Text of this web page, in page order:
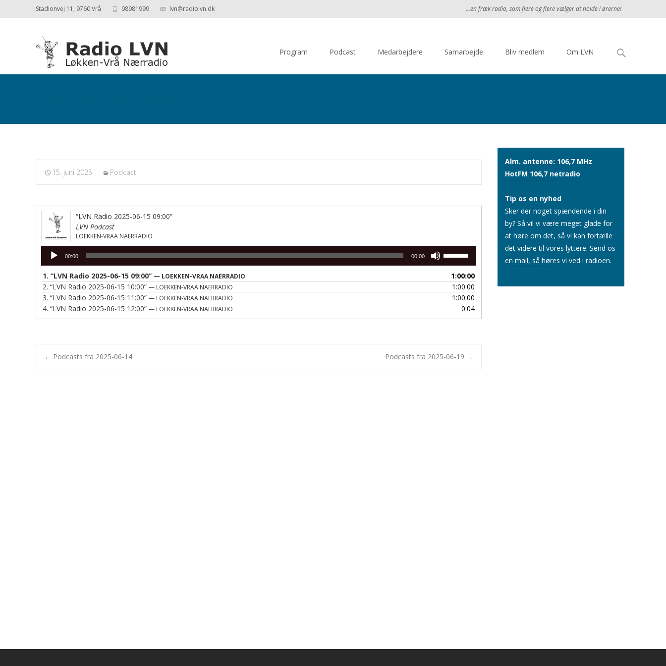
Stadionvej 11, 9760 Vrå 98981999 lvn@radiolvn.dk ...en fræk radio, som flere og flere vælger at holde i ørerne!
Program Podcast Medarbejdere Samarbejde Bliv medlem Om LVN
Søg
efter:
15. juni 2025 Podcast
“LVN Radio 2025-06-15 09:00”
LVN Podcast
LOEKKEN-VRAA NAERRADIO
Lydafspiller
00:00 00:00
for
at
skrue
for
lyden.
1. “LVN Radio 2025-06-15 09:00” — LOEKKEN-VRAA NAERRADIO
1:00:00
2. “LVN Radio 2025-06-15 10:00” — LOEKKEN-VRAA NAERRADIO
1:00:00
3. “LVN Radio 2025-06-15 11:00” — LOEKKEN-VRAA NAERRADIO
1:00:00
4. “LVN Radio 2025-06-15 12:00” — LOEKKEN-VRAA NAERRADIO 0:04
Post
← Podcasts fra 2025-06-14 Podcasts fra 2025-06-19 →
Alm. antenne: 106,7 MHz
HotFM 106,7 netradio
Tip os en nyhed
Sker der noget spændende i din
by? Så vil vi være meget glade for
at høre om det, så vi kan fortælle
det videre til vores lyttere. Send os
en mail, så høres vi ved i radioen.